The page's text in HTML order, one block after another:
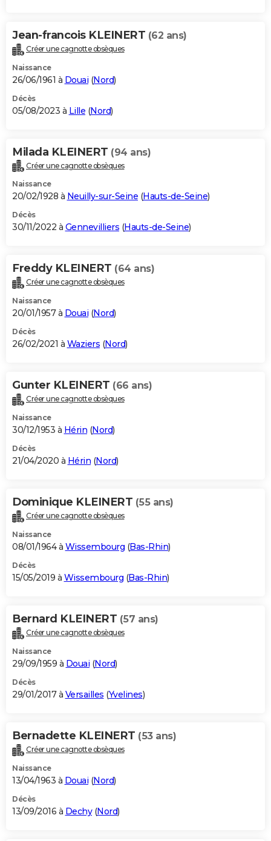
Jean-francois KLEINERT (62 ans)
Créer une cagnotte obsèques
Naissance
26/06/1961 à Douai (Nord)
Décès
05/08/2023 à Lille (Nord)
Milada KLEINERT (94 ans)
Créer une cagnotte obsèques
Naissance
20/02/1928 à Neuilly-sur-Seine (Hauts-de-Seine)
Décès
30/11/2022 à Gennevilliers (Hauts-de-Seine)
Freddy KLEINERT (64 ans)
Créer une cagnotte obsèques
Naissance
20/01/1957 à Douai (Nord)
Décès
26/02/2021 à Waziers (Nord)
Gunter KLEINERT (66 ans)
Créer une cagnotte obsèques
Naissance
30/12/1953 à Hérin (Nord)
Décès
21/04/2020 à Hérin (Nord)
Dominique KLEINERT (55 ans)
Créer une cagnotte obsèques
Naissance
08/01/1964 à Wissembourg (Bas-Rhin)
Décès
15/05/2019 à Wissembourg (Bas-Rhin)
Bernard KLEINERT (57 ans)
Créer une cagnotte obsèques
Naissance
29/09/1959 à Douai (Nord)
Décès
29/01/2017 à Versailles (Yvelines)
Bernadette KLEINERT (53 ans)
Créer une cagnotte obsèques
Naissance
13/04/1963 à Douai (Nord)
Décès
13/09/2016 à Dechy(Nord)